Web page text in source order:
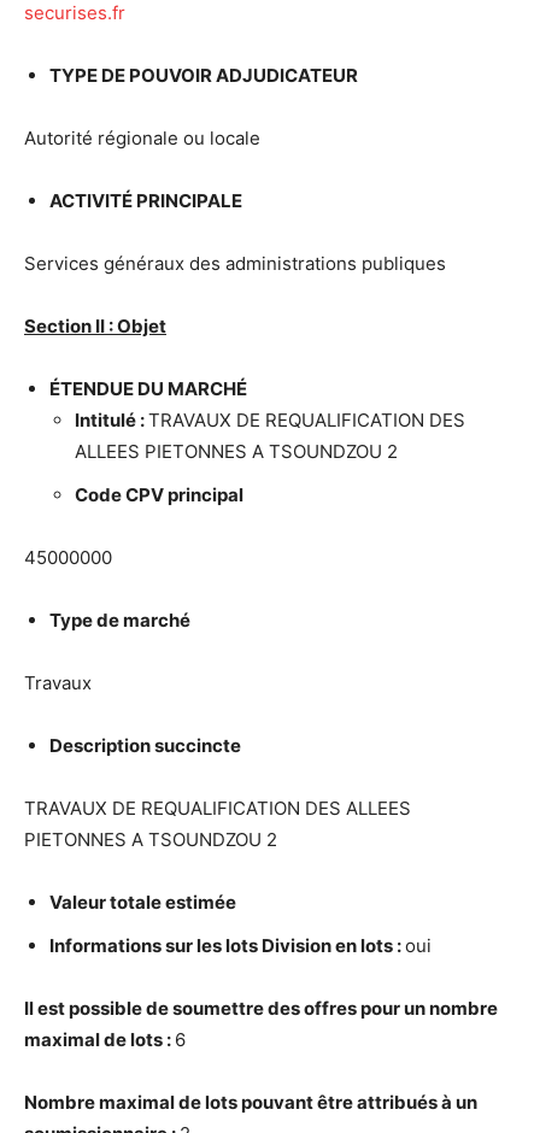
securises.fr
TYPE DE POUVOIR ADJUDICATEUR
Autorité régionale ou locale
ACTIVITÉ PRINCIPALE
Services généraux des administrations publiques
Section II : Objet
ÉTENDUE DU MARCHÉ
Intitulé :TRAVAUX DE REQUALIFICATION DES
ALLEES PIETONNES A TSOUNDZOU 2
Code CPV principal
45000000
Type de marché
Travaux
Description succincte
TRAVAUX DE REQUALIFICATION DES ALLEES
PIETONNES A TSOUNDZOU 2
Valeur totale estimée
Informations sur les lots Division en lots :oui
Il est possible de soumettre des offres pour un nombre
maximal de lots : 6
Nombre maximal de lots pouvantêtre attribuésà un